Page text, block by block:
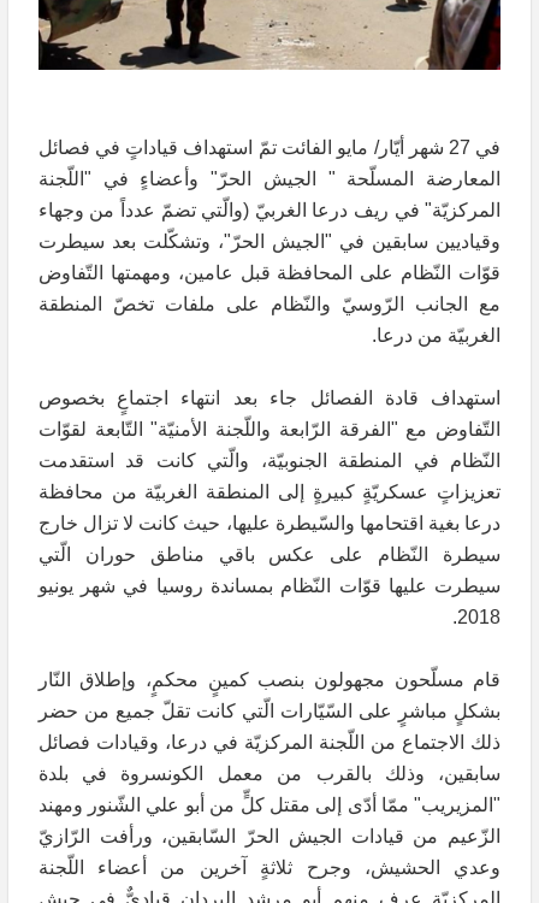
في 27 شهر أيّار/ مايو الفائت تمّ استهداف قياداتٍ في فصائل
المعارضة المسلّحة " الجيش الحرّ" وأعضاءٍ في "اللّجنة
المركزيّة" في ريف درعا الغربيّ (والّتي تضمّ عدداً من وجهاء
وقياديين سابقين في "الجيش الحرّ"، وتشكّلت بعد سيطرت
قوّات النّظام على المحافظة قبل عامين، ومهمتها التّفاوض
مع الجانب الرّوسيّ والنّظام على ملفات تخصّ المنطقة
الغربيّة من درعا.
استهداف قادة الفصائل جاء بعد انتهاء اجتماعٍ بخصوص
التّفاوض مع "الفرقة الرّابعة واللّجنة الأمنيّة" التّابعة لقوّات
النّظام في المنطقة الجنوبيّة، والّتي كانت قد استقدمت
تعزيزاتٍ عسكريّةٍ كبيرةٍ إلى المنطقة الغربيّة من محافظة
درعا بغية اقتحامها والسّيطرة عليها، حيث كانت لا تزال خارج
سيطرة النّظام على عكس باقي مناطق حوران الّتي
سيطرت عليها قوّات النّظام بمساندة روسيا في شهر يونيو
2018.
قام مسلّحون مجهولون بنصب كمينٍ محكمٍ، وإطلاق النّار
بشكلٍ مباشرٍ على السّيّارات الّتي كانت تقلّ جميع من حضر
ذلك الاجتماع من اللّجنة المركزيّة في درعا، وقيادات فصائل
سابقين، وذلك بالقرب من معمل الكونسروة في بلدة
"المزيريب" ممّا أدّى إلى مقتل كلٍّ من أبو علي الشّنور ومهند
الزّعيم من قيادات الجيش الحرّ السّابقين، ورأفت الرّازيّ
وعدي الحشيش، وجرح ثلاثةٍ آخرين من أعضاء اللّجنة
المركزيّة عرف منهم أبو مرشد البردان قياديٌّ في جيش